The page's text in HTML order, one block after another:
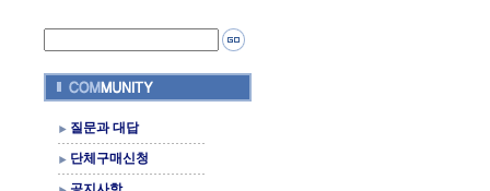
질문과 대답
단체구매신청